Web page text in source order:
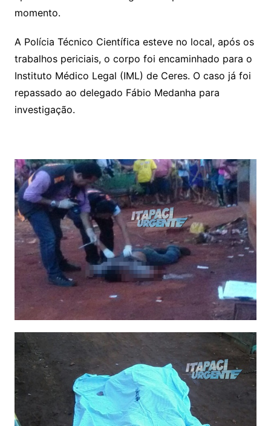
momento.
A Polícia Técnico Científica esteve no local, após os
trabalhos periciais, o corpo foi encaminhado para o
Instituto Médico Legal (IML) de Ceres. O caso já foi
repassado ao delegado Fábio Medanha para
investigação.